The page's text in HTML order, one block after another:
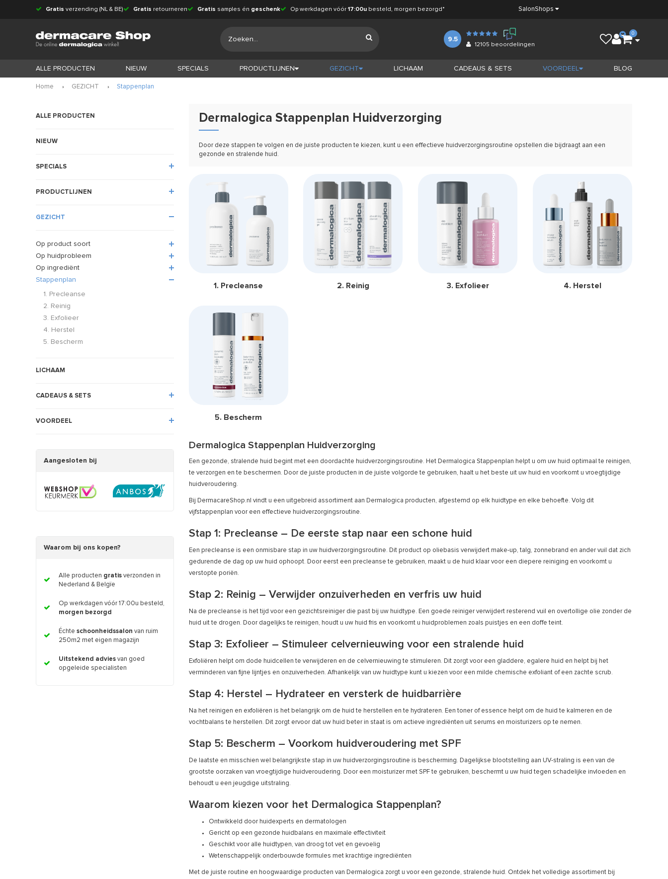
Gratis verzending (NL & BE) Gratis retourneren Gratis samples én geschenk Op werkdagen vóór 17:00u besteld, morgen bezorgd* SalonShops
9.5
12105 beoordelingen
0
ALLE PRODUCTEN NIEUW SPECIALS PRODUCTLIJNEN GEZICHT LICHAAM CADEAUS & SETS VOORDEEL BLOG
Home GEZICHT Stappenplan
ALLE PRODUCTEN
NIEUW
SPECIALS
PRODUCTLIJNEN
GEZICHT
Op product soort
Op huidprobleem
Op ingrediënt
Stappenplan
1. Precleanse
2. Reinig
3. Exfolieer
4. Herstel
5. Bescherm
LICHAAM
CADEAUS & SETS
VOORDEEL
Aangesloten bij
Waarom bij ons kopen?
Alle producten gratis verzonden in
Nederland & Belgïe
Op werkdagen vóór 17:00u besteld,
morgen bezorgd
Échte schoonheidssalon van ruim
250m2 met eigen magazijn
Uitstekend advies van goed
opgeleide specialisten
Dermalogica Stappenplan Huidverzorging
Door deze stappen te volgen en de juiste producten te kiezen, kunt u een effectieve huidverzorgingsroutine opstellen die bijdraagt aan een
gezonde en stralende huid.
1. Precleanse 2. Reinig 3. Exfolieer 4. Herstel
5. Bescherm
Dermalogica Stappenplan Huidverzorging
Een gezonde, stralende huid begint met een doordachte huidverzorgingsroutine. Het Dermalogica Stappenplan helpt u om uw huid optimaal te reinigen,
te verzorgen en te beschermen. Door de juiste producten in de juiste volgorde te gebruiken, haalt u het beste uit uw huid en voorkomt u vroegtijdige
huidveroudering.
Bij DermacareShop.nl vindt u een uitgebreid assortiment aan Dermalogica producten, afgestemd op elk huidtype en elke behoefte. Volg dit
vijfstappenplan voor een effectieve huidverzorgingsroutine.
Stap 1: Precleanse – De eerste stap naar een schone huid
Een precleanse is een onmisbare stap in uw huidverzorgingsroutine. Dit product op oliebasis verwijdert make-up, talg, zonnebrand en ander vuil dat zich
gedurende de dag op uw huid ophoopt. Door eerst een precleanse te gebruiken, maakt u de huid klaar voor een diepere reiniging en voorkomt u
verstopte poriën.
Stap 2: Reinig – Verwijder onzuiverheden en verfris uw huid
Na de precleanse is het tijd voor een gezichtsreiniger die past bij uw huidtype. Een goede reiniger verwijdert resterend vuil en overtollige olie zonder de
huid uit te drogen. Door dagelijks te reinigen, houdt u uw huid fris en voorkomt u huidproblemen zoals puistjes en een doffe teint.
Stap 3: Exfolieer – Stimuleer celvernieuwing voor een stralende huid
Exfoliëren helpt om dode huidcellen te verwijderen en de celvernieuwing te stimuleren. Dit zorgt voor een gladdere, egalere huid en helpt bij het
verminderen van fijne lijntjes en onzuiverheden. Afhankelijk van uw huidtype kunt u kiezen voor een milde chemische exfoliant of een zachte scrub.
Stap 4: Herstel – Hydrateer en versterk de huidbarrière
Na het reinigen en exfoliëren is het belangrijk om de huid te herstellen en te hydrateren. Een toner of essence helpt om de huid te kalmeren en de
vochtbalans te herstellen. Dit zorgt ervoor dat uw huid beter in staat is om actieve ingrediënten uit serums en moisturizers op te nemen.
Stap 5: Bescherm – Voorkom huidveroudering met SPF
De laatste en misschien wel belangrijkste stap in uw huidverzorgingsroutine is bescherming. Dagelijkse blootstelling aan UV-straling is een van de
grootste oorzaken van vroegtijdige huidveroudering. Door een moisturizer met SPF te gebruiken, beschermt u uw huid tegen schadelijke invloeden en
behoudt u een jeugdige uitstraling.
Waarom kiezen voor het Dermalogica Stappenplan?
Ontwikkeld door huidexperts en dermatologen
Gericht op een gezonde huidbalans en maximale effectiviteit
Geschikt voor alle huidtypen, van droog tot vet en gevoelig
Wetenschappelijk onderbouwde formules met krachtige ingrediënten
Met de juiste routine en hoogwaardige producten van Dermalogica zorgt u voor een gezonde, stralende huid. Ontdek het volledige assortiment bij